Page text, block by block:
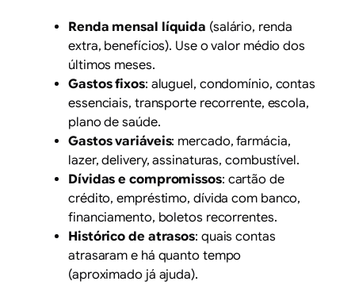
Renda mensal líquida (salário, renda
extra, benefícios). Use o valor médio dos
últimos meses.
Gastos fixos: aluguel, condomínio, contas
essenciais, transporte recorrente, escola,
plano de saúde.
Gastos variáveis: mercado, farmácia,
lazer, delivery, assinaturas, combustível.
Dívidas e compromissos: cartão de
crédito, empréstimo, dívida com banco,
financiamento, boletos recorrentes.
Histórico de atrasos: quais contas
atrasaram e há quanto tempo
(aproximado já ajuda).